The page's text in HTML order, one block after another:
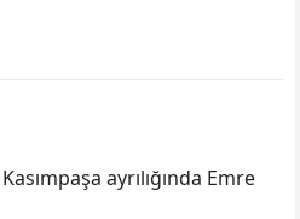
ayrılığında Emre